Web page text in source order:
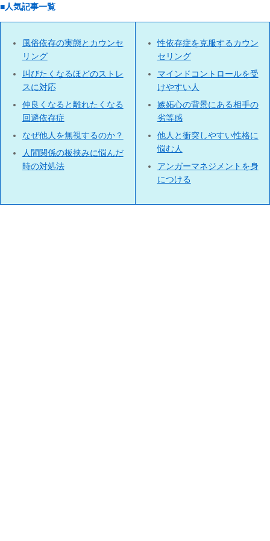
■人気記事一覧
風俗依存の実態とカウンセ
リング
叫びたくなるほどのストレ
スに対応
仲良くなると離れたくなる
回避依存症
なぜ他人を無視するのか？
人間関係の板挟みに悩んだ
時の対処法
性依存症を克服するカウン
セリング
マインドコントロールを受
けやすい人
嫉妬心の背景にある相手の
劣等感
他人と衝突しやすい性格に
悩む人
アンガーマネジメントを身
につける